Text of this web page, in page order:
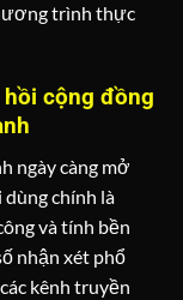
trình thực
cộng đồng
ngày càng mở
chính là
và tính bền
nhận xét phổ
kênh truyền